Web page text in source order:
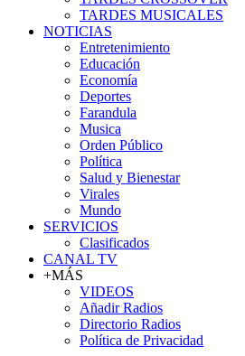
TARDES MUSICALES
NOTICIAS
Entretenimiento
Educación
Economía
Deportes
Farandula
Musica
Orden Público
Política
Salud y Bienestar
Virales
Mundo
SERVICIOS
Clasificados
CANAL TV
+MÁS
VIDEOS
Añadir Radios
Directorio Radios
Política de Privacidad